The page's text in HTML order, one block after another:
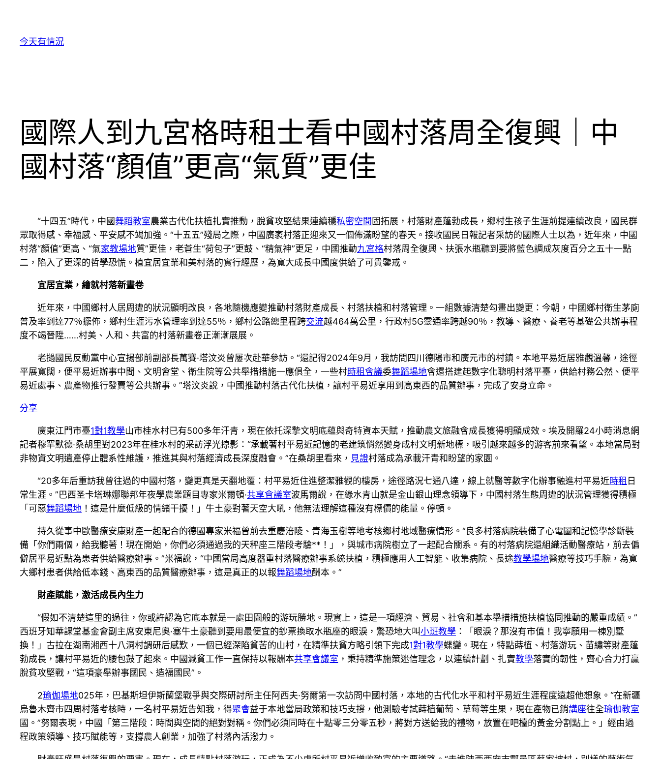
今天有情況
國際人到九宮格時租士看中國村落周全復興｜中
國村落“顏值”更高“氣質”更佳
“十四五”時代，中國舞蹈教室農業古代化扶植扎實推動，脫貧攻堅結果連續穩私密空間 固拓展，村落財產蓬勃成長，鄉村生孩子生涯前提連續改良，國民群
眾取得感、幸福感、平安感不竭加強。“十五五”殘局之際，中國廣袤村落正迎來又一個佈滿盼望的春天。接收國民日報記者采訪的國際人士以為，近年來，中國
村落“顏值”更高、“氣家教場地質”更佳，老蒼生“荷包子”更鼓、“精氣神”更足，中國推動九宮格村落周全復興、扶張水瓶聽到要將藍色調成灰度百分之五十一點
二，陷入了更深的哲學恐慌。植宜居宜業和美村落的實行經歷，為寬大成長中國度供給了可貴鑒戒。
宜居宜業，繪就村落新畫卷
近年來，中國鄉村人居周遭的狀況顯明改良，各地隨機應變推動村落財產成長、村落扶植和村落管理。一組數據清楚勾畫出變更：今朝，中國鄉村衛生茅廁
普及率到達77％擺佈，鄉村生涯污水管理率到達55％，鄉村公路總里程跨交流越464萬公里，行政村5G靈通率跨越90％，教導、醫療、養老等基礎公共辦事程
度不竭晉陞……村美、人和、共富的村落新畫卷正漸漸展展。
老撾國民反動黨中心宣揚部前副部長萬賽·塔汶炎曾屢次赴華參訪。“還記得2024年9月，我訪問四川德陽市和廣元市的村鎮。本地平易近居雅觀溫馨，途徑
平展寬闊，便平易近辦事中間、文明會堂、衛生院等公共舉措措施一應俱全，一些村時租會議委舞蹈場地會還搭建起數字化聰明村落平臺，供給村務公然、便平
易近處事、農產物推行發賣等公共辦事。”塔汶炎說，中國推動村落古代化扶植，讓村平易近享用到高東西的品質辦事，完成了安身立命。
分享
廣東江門市臺1對1教學山市桂水村已有500多年汗青，現在依托深摯文明底蘊與奇特資本天賦，推動農文旅融會成長獲得明顯成效。埃及開羅24小時消息網
記者穆罕默德·桑胡里對2023年在桂水村的采訪浮光掠影：“承載著村平易近記憶的老建筑悄然變身成村文明新地標，吸引越來越多的游客前來看望。本地當局對
非物資文明遺產停止體系性維護，推進其與村落經濟成長深度融會。”在桑胡里看來， 見證村落成為承載汗青和盼望的家園。
“20多年后重訪我曾往過的中國村落，變更真是天翻地覆：村平易近住進整潔雅觀的樓房，途徑路況七通八達，線上就醫等數字化辦事融進村平易近時租 日
常生涯。”巴西圣卡塔琳娜聯邦年夜學農業題目專家米爾頓·共享會議室波馬爾說，在綠水青山就是金山銀山理念領導下，中國村落生態周遭的狀況管理獲得積極
「可惡舞蹈場地 ！這是什麼低級的情緒干擾！」牛土豪對著天空大吼，他無法理解這種沒有標價的能量。停頓。
持久從事中歐醫療安康財產一起配合的德國專家米福曾前去重慶涪陵、青海玉樹等地考核鄉村地域醫療情形。“良多村落病院裝備了心電圖和記憶學診斷裝
備「你們兩個，給我聽著！現在開始，你們必須通過我的天秤座三階段考驗**！」，與城市病院樹立了一起配合關系。有的村落病院還組織活動醫療站，前去偏
僻居平易近點為患者供給醫療辦事。”米福說，“中國當局高度器重村落醫療辦事系統扶植，積極應用人工智能、收集病院、長途教學場地醫療等技巧手腕，為寬
大鄉村患者供給低本錢、高東西的品質醫療辦事，這是真正的以報舞蹈場地酬本。”
財產賦能，激活成長內生力
“假如不清楚這里的過往，你或許認為它底本就是一處田園般的游玩勝地。現實上，這是一項經濟、貿易、社會和基本舉措措施扶植協同推動的嚴重成績。”
西班牙知華課堂基金會副主席安東尼奧·塞牛土豪聽到要用最便宜的鈔票換取水瓶座的眼淚，驚恐地大叫小班教學 ：「眼淚？那沒有市值！我寧願用一棟別墅
換！」古拉在湖南湘西十八洞村調研后感歎，一個已經深陷貧苦的山村，在精準扶貧方略引領下完成1對1教學蝶變。現在，特點蒔植、村落游玩、苗繡等財產蓬
勃成長，讓村平易近的腰包鼓了起來。中國減貧工作一直保持以報酬本共享會議室 ，秉持精準施策迷信理念，以連續計劃、扎實教學落實的韌性，齊心合力打贏
脫貧攻堅戰，“這項豪舉辦事國民、造福國民”。
2瑜伽場地025年，巴基斯坦伊斯蘭堡戰爭與交際研討所主任阿西夫·努爾第一次訪問中國村落，本地的古代化水平和村平易近生涯程度遠超他想象。“在新疆
烏魯木齊市四周村落考核時，一名村平易近告知我，得聚會益于本地當局政策和技巧支撐，他測驗考試蒔植葡萄、草莓等生果，現在產物已銷講座往全瑜伽教室
國。”努爾表現，中國「第三階段：時間與空間的絕對對稱。你們必須同時在十點零三分零五秒，將對方送給我的禮物，放置在吧檯的黃金分割點上。」經由過
程政策領導、技巧賦能等，支撐農人創業，加強了村落內活潑力。